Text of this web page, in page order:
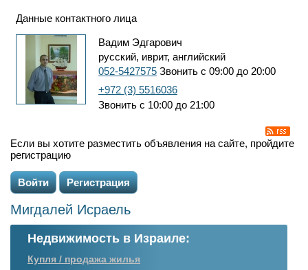
Данные контактного лица
Вадим Эдгарович
русский, иврит, английский
052-5427575 Звонить с 09:00 до 20:00
+972 (3) 5516036
Звонить с 10:00 до 21:00
Если вы хотите разместить объявления на сайте, пройдите
регистрацию
Войти Регистрация
Мигдалей Исраель
Недвижимость в Израиле:
Купля / продажа жилья